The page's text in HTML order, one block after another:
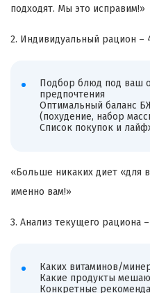
подходят. Мы это исправим!»
2. Индивидуальный рацион –
Подбор блюд под ваш
предпочтения
Оптимальный баланс
(похудение, набор
Список покупок и
«Больше никаких диет «для
именно вам!»
3. Анализ текущего рациона
Каких витаминов/
Какие продукты
Конкретные